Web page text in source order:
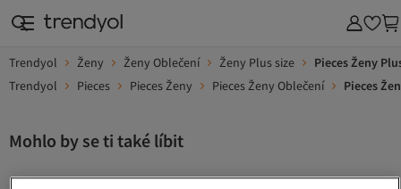
Trendyol Ženy Ženy Oblečení Ženy Plus size
Pieces Ženy
Trendyol
Pieces Pieces Ženy Pieces Ženy Oblečení Pieces
Mohlo by se ti také líbit